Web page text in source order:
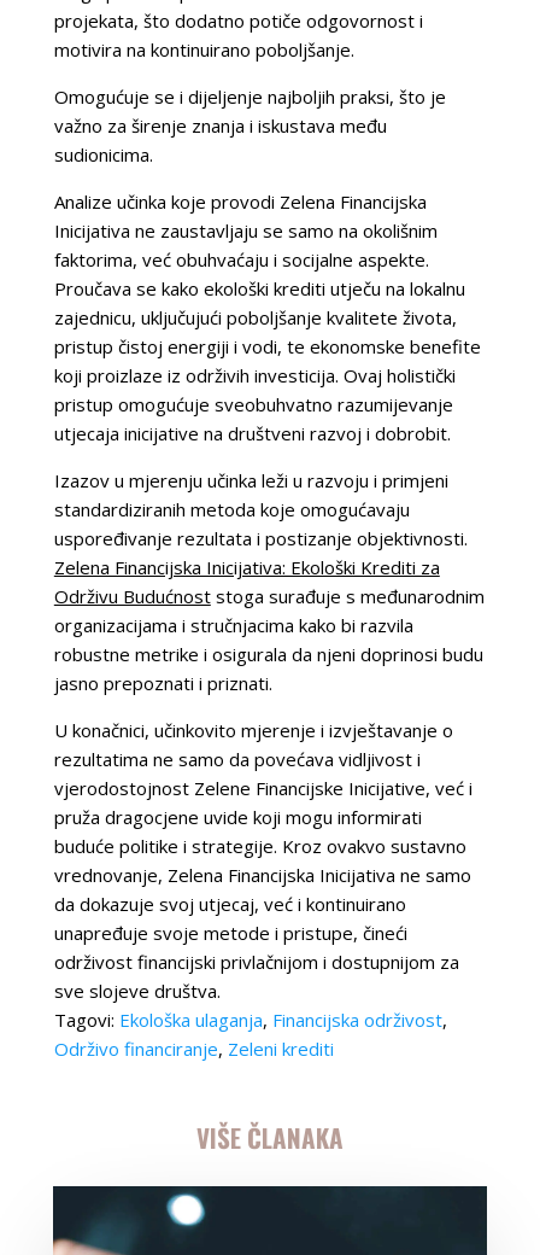
projekata, što dodatno potiče odgovornost i
motivira na kontinuirano poboljšanje.
Omogućuje se i dijeljenje najboljih praksi, što je
važno za širenje znanja i iskustava među
sudionicima.
Analize učinka koje provodi Zelena Financijska
Inicijativa ne zaustavljaju se samo na okolišnim
faktorima, već obuhvaćaju i socijalne aspekte.
Proučava se kako ekološki krediti utječu na lokalnu
zajednicu, uključujući poboljšanje kvalitete života,
pristup čistoj energiji i vodi, te ekonomske benefite
koji proizlaze iz održivih investicija. Ovaj holistički
pristup omogućuje sveobuhvatno razumijevanje
utjecaja inicijative na društveni razvoj i dobrobit.
Izazov u mjerenju učinka leži u razvoju i primjeni
standardiziranih metoda koje omogućavaju
uspoređivanje rezultata i postizanje objektivnosti.
Zelena Financijska Inicijativa: Ekološki Krediti za
Održivu Budućnoststoga surađuje s međunarodnim
organizacijama i stručnjacima kako bi razvila
robustne metrike i osigurala da njeni doprinosi budu
jasno prepoznati i priznati.
U konačnici, učinkovito mjerenje i izvještavanje o
rezultatima ne samo da povećava vidljivost i
vjerodostojnost Zelene Financijske Inicijative, već i
pruža dragocjene uvide koji mogu informirati
buduće politike i strategije. Kroz ovakvo sustavno
vrednovanje, Zelena Financijska Inicijativa ne samo
da dokazuje svoj utjecaj, već i kontinuirano
unapređuje svoje metode i pristupe, čineći
održivost financijski privlačnijom i dostupnijom za
sve slojeve društva.
Tagovi: Ekološka ulaganja, Financijska održivost,
Održivo financiranje, Zeleni krediti
VIŠE ČLANAKA